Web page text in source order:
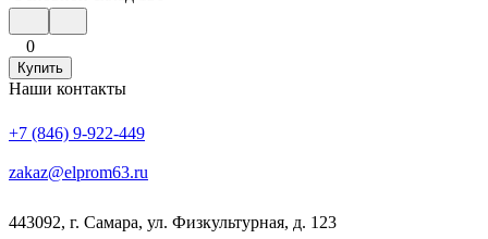
0
Купить
Наши контакты
+7 (846) 9-922-449
zakaz@elprom63.ru
443092, г. Самара, ул. Физкультурная, д. 123